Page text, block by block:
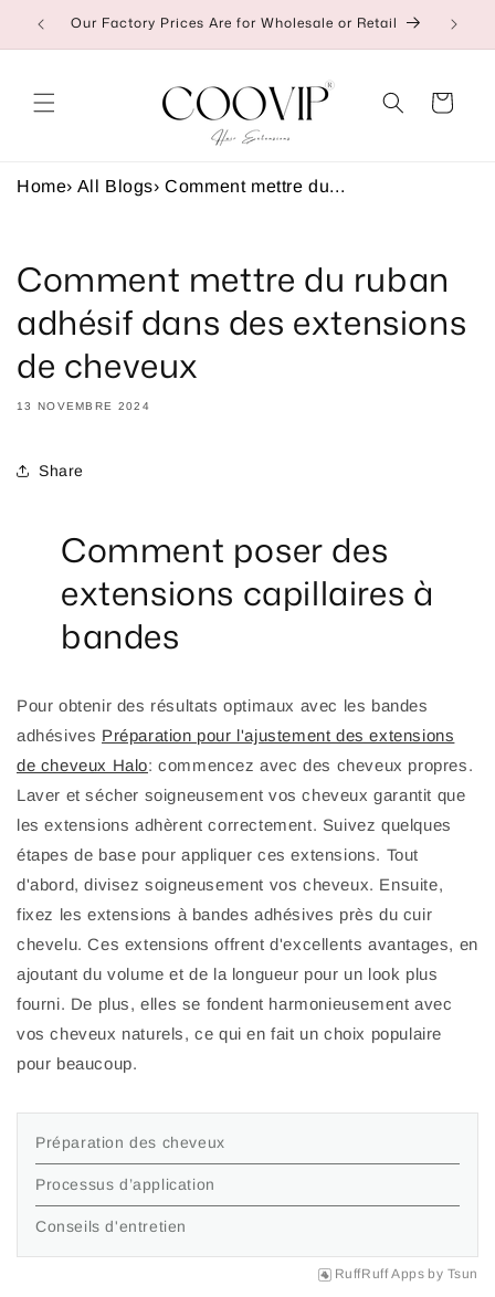
passerOur Factory Prices Are for Wholesale or Retail
Panier
Home› All Blogs› Comment mettre du...
Comment mettre du ruban
adhésif dans des extensions
de cheveux
13 NOVEMBRE 2024
Share
Comment poser des
extensions capillaires à
bandes
Pour obtenir des résultats optimaux avec les bandes
adhésives Préparation pour l'ajustement des extensions
de cheveux Halo: commencez avec des cheveux propres.
Laver et sécher soigneusement vos cheveux garantit que
les extensions adhèrent correctement. Suivez quelques
étapes de base pour appliquer ces extensions. Tout
d'abord, divisez soigneusement vos cheveux. Ensuite,
fixez les extensions à bandes adhésives près du cuir
chevelu. Ces extensions offrent d'excellents avantages, en
ajoutant du volume et de la longueur pour un look plus
fourni. De plus, elles se fondent harmonieusement avec
vos cheveux naturels, ce qui en fait un choix populaire
pour beaucoup.
Préparation des cheveux
Processus d’application
Conseils d'entretien
RuffRuff Apps by Tsun